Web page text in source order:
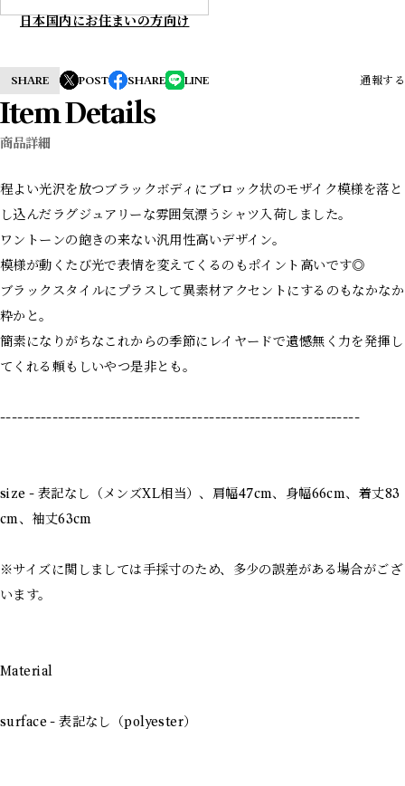
日本国内にお住まいの方向け
SHARE POST SHARE LINE 通報する
Item Details
商品詳細
程よい光沢を放つブラックボディにブロック状のモザイク模様を落と
し込んだラグジュアリーな雰囲気漂うシャツ入荷しました。
ワントーンの飽きの来ない汎用性高いデザイン。
模様が動くたび光で表情を変えてくるのもポイント高いです◎
ブラックスタイルにプラスして異素材アクセントにするのもなかなか
粋かと。
簡素になりがちなこれからの季節にレイヤードで遺憾無く力を発揮し
てくれる頼もしいやつ是非とも。
--------------------------------------------------------------
size - 表記なし（メンズXL相当）、肩幅47cm、身幅66cm、着丈83
cm、袖丈63cm
※サイズに関しましては手採寸のため、多少の誤差がある場合がござ
います。
Material
surface - 表記なし（polyester）